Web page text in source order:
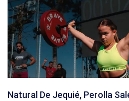
Natural De Jequié, Perolla